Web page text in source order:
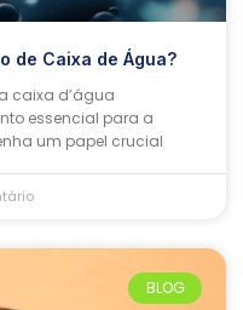
de Caixa de Água?
caixa d’água
essencial para a
um papel crucial
BLOG